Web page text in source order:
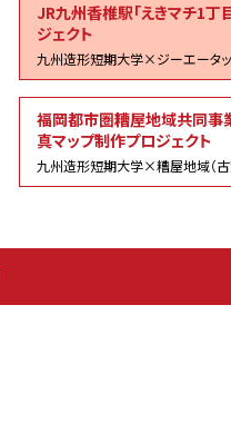
JR九州香椎駅「えきマチ1丁
ジェクト
九州造形短期大学×ジーエータ
福岡都市圏糟屋地域共同事業
真マップ制作プロジェクト
九州造形短期大学×糟屋地域（古